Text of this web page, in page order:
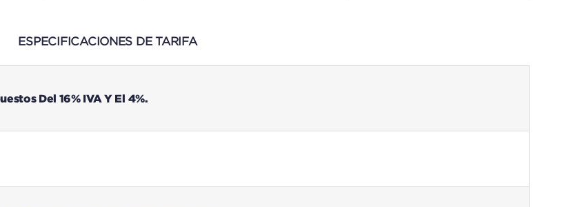
ESPECIFICACIONES DE TARIFA
Del 16% IVA Y El 4%.